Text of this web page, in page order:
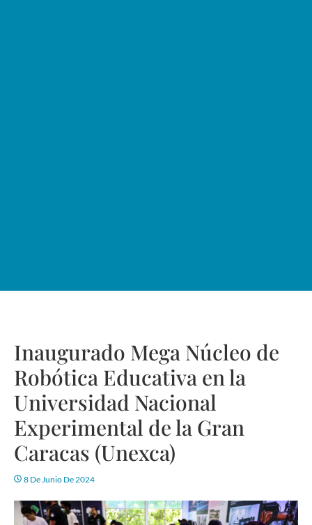
Inaugurado Mega Núcleo de
Robótica Educativa en la
Universidad Nacional
Experimental de la Gran
Caracas (Unexca)
8 De Junio De 2024